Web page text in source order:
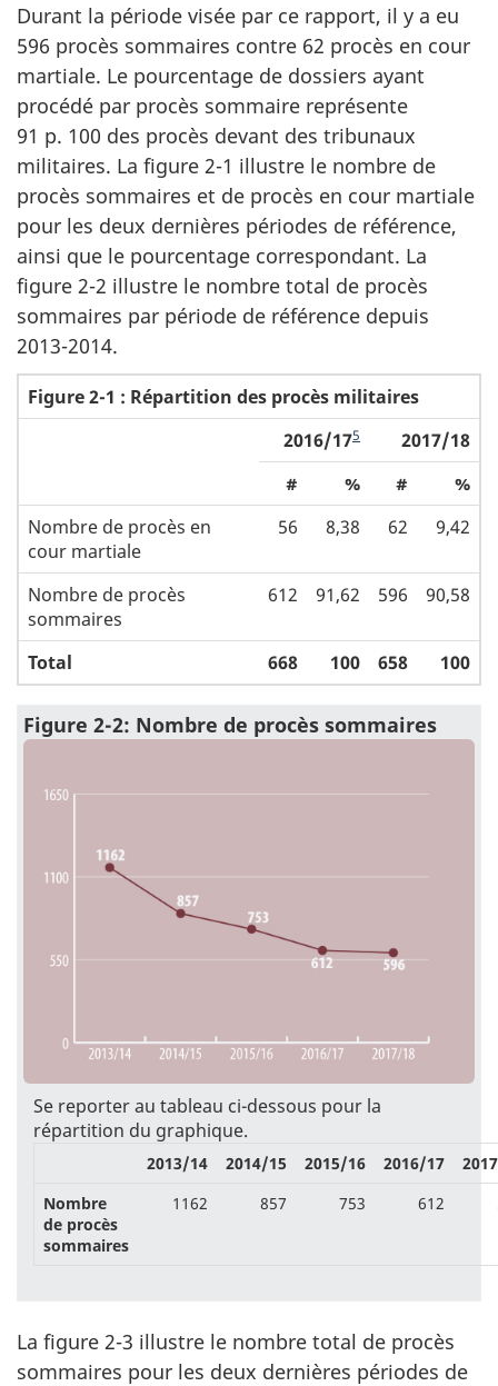
Durant la période visée par ce rapport, il y a eu
596 procès sommaires contre 62 procès en cour
martiale. Le pourcentage de dossiers ayant
procédé par procès sommaire représente
91 p. 100 des procès devant des tribunaux
militaires. La figure 2-1 illustre le nombre de
procès sommaires et de procès en cour martiale
pour les deux dernières périodes de référence,
ainsi que le pourcentage correspondant. La
figure 2-2 illustre le nombre total de procès
sommaires par période de référence depuis
2013-2014.
Figure 2-1 : Répartition des procès militaires
2016/175
2017/18
#
% #
%
Nombre de procès en
cour martiale
56 8,38 62 9,42
Nombre de procès
sommaires
612 91,62 596 90,58
Total 668 100 658 100
Figure 2-2: Nombre de procès sommaires
Se reporter au tableau ci-dessous pour la
répartition du graphique.
2013/14 2014/15 2015/16 2016/17
Nombre
de procès
sommaires
1162 857 753 612
La figure 2-3 illustre le nombre total de procès
sommaires pour les deux dernières périodes de